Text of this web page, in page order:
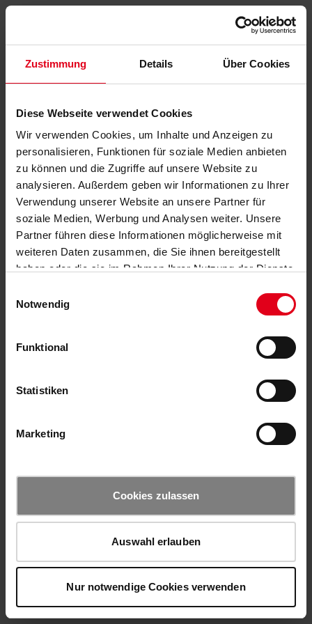
Zustimmung Details Über Cookies
Diese Webseite verwendet Cookies
Wir verwenden Cookies, um Inhalte und Anzeigen zu
personalisieren, Funktionen für soziale Medien anbieten
zu können und die Zugriffe auf unsere Website zu
analysieren. Außerdem geben wir Informationen zu Ihrer
Verwendung unserer Website an unsere Partner für
soziale Medien, Werbung und Analysen weiter. Unsere
Partner führen diese Informationen möglicherweise mit
weiteren Daten zusammen, die Sie ihnen bereitgestellt
haben oder die sie im Rahmen Ihrer Nutzung der Dienste
Notwendig
Funktional
Statistiken
Marketing
Cookies zulassen
Auswahl erlauben
Nur notwendige Cookies verwenden